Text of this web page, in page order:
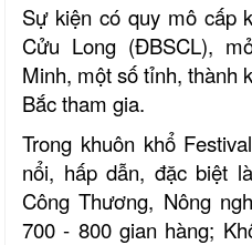
Sự kiện có quy mô cấp
Cửu Long (ĐBSCL),
Minh, một số tỉnh, thành
Bắc tham gia.
Trong khuôn khổ
nổi, hấp dẫn, đặc biệt
Công Thương, Nông
700 - 800 gian hàng;